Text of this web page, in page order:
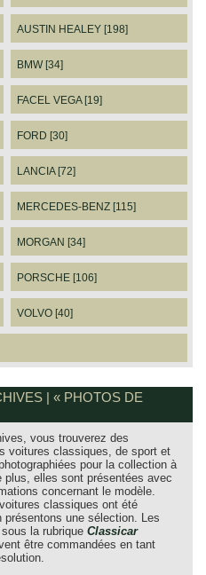
AUSTIN HEALEY [198]
BMW [34]
FACEL VEGA [19]
FORD [30]
LANCIA [72]
MERCEDES-BENZ [115]
MORGAN [34]
PORSCHE [106]
VOLVO [40]
| « PHOTOS DE
vous trouverez des
voitures classiques, de sport et
pour la collection à
plus, elles sont présentées avec
concernant le modèle.
classiques ont été
une sélection. Les
la rubrique Classicar
être commandées en tant